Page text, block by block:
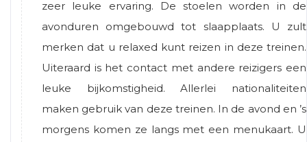
zeer leuke ervaring. De stoelen worden in de
avonduren omgebouwd tot slaapplaats. U zult
merken dat u relaxed kunt reizen in deze treinen.
Uiteraard is het contact met andere reizigers een
leuke bijkomstigheid. Allerlei nationaliteiten
maken gebruik van deze treinen. In de avond en ’s
morgens komen ze langs met een menukaart. U